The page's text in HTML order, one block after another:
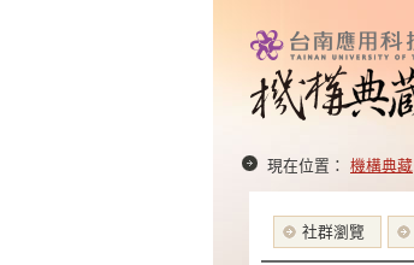
現在位置： 機構典藏
社群瀏覽